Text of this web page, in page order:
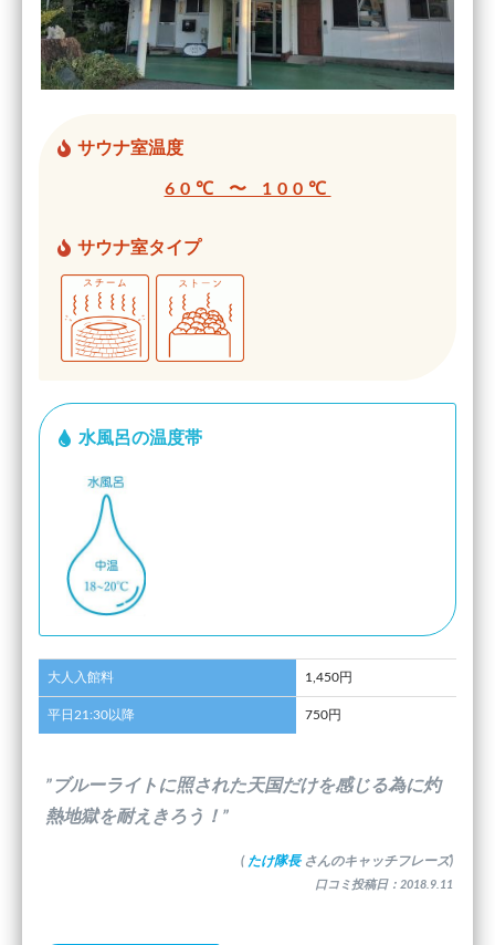
サウナ室温度
60℃ 〜 100℃
サウナ室タイプ
水風呂の温度帯
大人入館料 1,450円
平日21:30以降 750円
”ブルーライトに照された天国だけを感じる為に灼
熱地獄を耐えきろう！”
( たけ隊長 さんのキャッチフレーズ)
口コミ投稿日：2018.9.11